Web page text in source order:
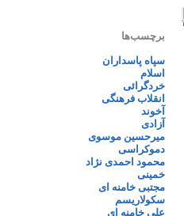
برچسب‌ها
سپاه پاسداران
اسلام
خردگرائی
انقلاب فرهنگی
آخوند
آزادی
میرحسین موسوی
دموکراسی
محمود احمدی نژاد
خمینی
مجتبی خامنه ای
سکولاریسم
علی خامنه ای